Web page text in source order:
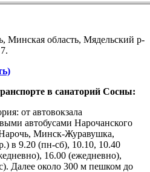
Минская область, Мядельский р-
в санаторий Сосны:
от автовокзала
автобусами Нарочанского
Минск-Журавушка,
в 9.20 (пн-сб), 10.10, 10.40
16.00 (ежедневно),
Далее около 300 м пешком до